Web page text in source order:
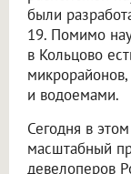
были
19. Помимо
в Кольцово
и водоемами.
Сегодня в
масштабный
девелоперов